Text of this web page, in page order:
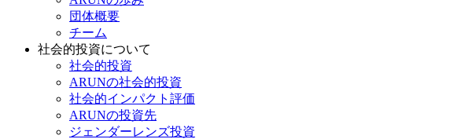
団体概要
チーム
社会的投資について
社会的投資
ARUNの社会的投資
社会的インパクト評価
ARUNの投資先
ジェンダーレンズ投資